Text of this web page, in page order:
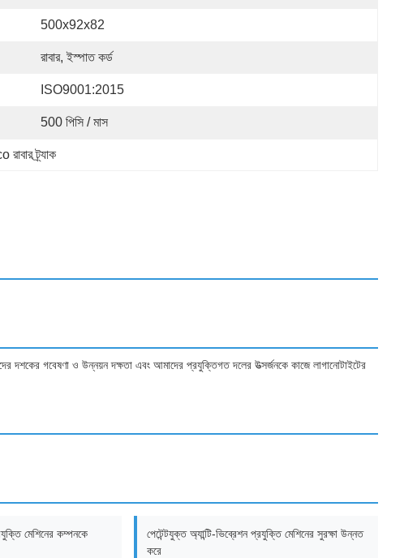
500x92x82
রাবার, ইস্পাত কর্ড
ISO9001:2015
500 পিসি / মাস
ট্র্যাক
দশকের গবেষণা ও উন্নয়ন দক্ষতা এবং আমাদের প্রযুক্তিগত দলের উত্সর্জনকে কাজে লাগানোটাইটের
মেশিনের কম্পনকে
পেটেন্টযুক্ত অ্যান্টি-ভিব্রেশন প্রযুক্তি মেশিনের সুরক্ষা উন্নত
করে